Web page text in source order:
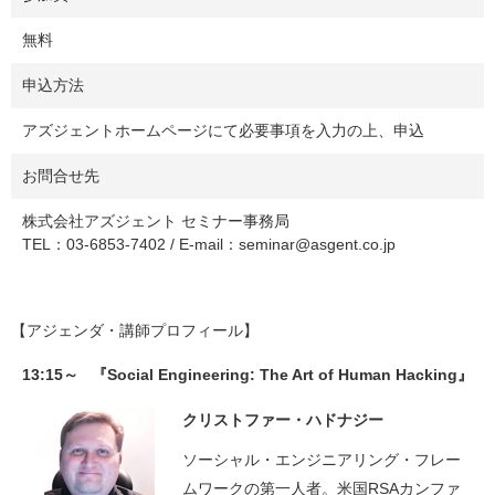
無料
申込方法
アズジェントホームページにて必要事項を入力の上、申込
お問合せ先
株式会社アズジェント セミナー事務局
TEL：03-6853-7402 / E-mail：seminar@asgent.co.jp
【アジェンダ・講師プロフィール】
13:15～ 『Social Engineering: The Art of Human Hacking』
クリストファー・ハドナジー
ソーシャル・エンジニアリング・フレー
ムワークの第一人者。米国RSAカンファ